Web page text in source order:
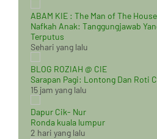
ABAM KIE : The Man of The House
Nafkah Anak: Tanggungjawab
Terputus
Sehari yang lalu
BLOG ROZIAH @ CIE
Sarapan Pagi: Lontong Dan Roti
15 jam yang lalu
Dapur Cik- Nur
Ronda kuala lumpur
2 hari yang lalu